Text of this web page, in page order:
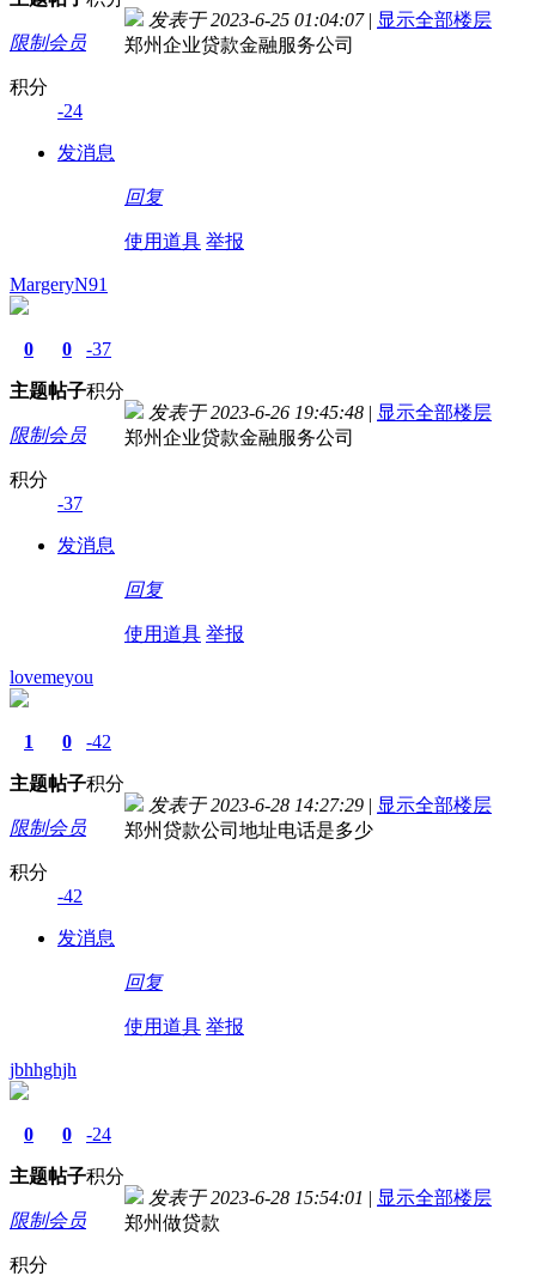
限制会员
积分
-24
发消息
发表于 2023-6-25 01:04:07 | 显示全部楼层
郑州企业贷款金融服务公司
回复
使用道具 举报
MargeryN91
0
主题
0
帖子
-37
积分
限制会员
积分
-37
发消息
发表于 2023-6-26 19:45:48 | 显示全部楼层
郑州企业贷款金融服务公司
回复
使用道具 举报
lovemeyou
1
主题
0
帖子
-42
积分
限制会员
积分
-42
发消息
发表于 2023-6-28 14:27:29 | 显示全部楼层
郑州贷款公司地址电话是多少
回复
使用道具 举报
jbhhghjh
0
主题
0
帖子
-24
积分
限制会员
积分
发表于 2023-6-28 15:54:01 | 显示全部楼层
郑州做贷款